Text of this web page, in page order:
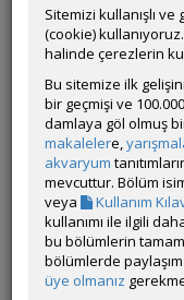
Grubun Diğer Türleri
Liste
Sitemizi kullanışlı
(cookie)
halinde çerezlerin
Bu sitemize ilk
bir geçmişi ve
damlaya göl olmuş
makalelere,
akvaryum
mevcuttur. Bölüm
veya
Kullanım
kullanımı ile ilgili
bu bölümlerin
bölümlerde
üye olmanız